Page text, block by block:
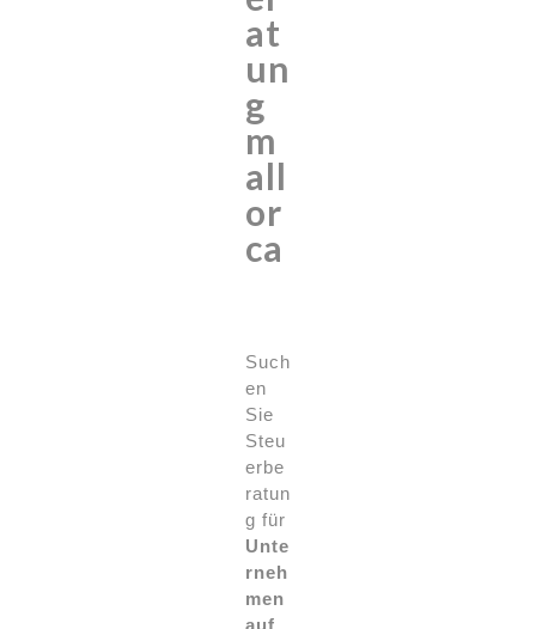
at
un
g
m
all
or
ca
Such
en
Sie
Steu
erbe
ratun
g für
Unte
rneh
men
auf